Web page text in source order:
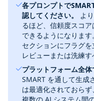
各プロンプトで
認してください。
よ
るほど、信頼度スコ
できるようになりま
セクションにフラグを
レビューまたは洗練す
プラットフォーム全体
SMART を通して生成
は最適化されておらず